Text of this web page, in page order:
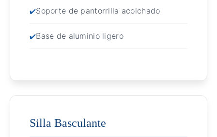
Soporte de pantorrilla acolchado
Base de aluminio ligero
Silla Basculante